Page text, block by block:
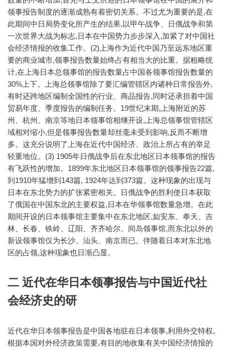
领事报告制度的逐渐成熟有着密切关系。不过尤为重要的是,在
此期间中日局势变化所产生的结果,以甲午战争、日俄战争和第
一次世界大战为标志,日本在中国势力步步深入,加紧了对中国社
会经济情报的收集工作。(2)上海作为近代中国乃至远东地区重
要的商业城市,领事报告数量始终占有相当大的比重。据粗略统
计,在上海日本总领事馆的报告数量占中国各领事馆报告数量的
30%上下。上海总领事馆除了要汇编管辖区内诸种日常报告外,
有时还跨地区编制全国性的行业、商品报告,同时还承担着中国
贸易年度、季度报告的编制任务。19世纪末期,上海附近的苏
州、杭州、南京等地日本领事馆相继开设,上海总领事馆管辖区
域相对缩小,但是领事报告数量却丝毫未受到影响,反而不断增
多。这充分说明了上海在近代中国经济、政治上所占有的举足
轻重地位。(3) 1905年日俄战争后在东北地区日本领事馆的报告
有飞跃性的增加。1899年东北地区日本领事馆的领事报告22篇,
到1910年猛增到143篇, 1924年达到373篇。这种现象的出现与
日本在东北势力的扩张紧密相关。日俄战争的胜利使日本获取
了俄国在中国东北的主要权益,日本在华领事馆数量急增。在此
期间开设的日本领事馆主要集中在东北地区,如安东、奉天、吉
林、长春、铁岭、辽阳、齐齐哈尔、间岛领事馆,而东北以外的
新设领事馆仅为长沙、汕头、南京而已。伴随着日本对东北地
区的占领,这种现象也日渐凸显。
二 近代在华日本领事报告与中国近代社
会经济史的研
近代在华日本领事报告是中国各地驻在日本领事,利用外交特权,
根据本国对外经济政策需要,有目的地收集有关中国经济情报的